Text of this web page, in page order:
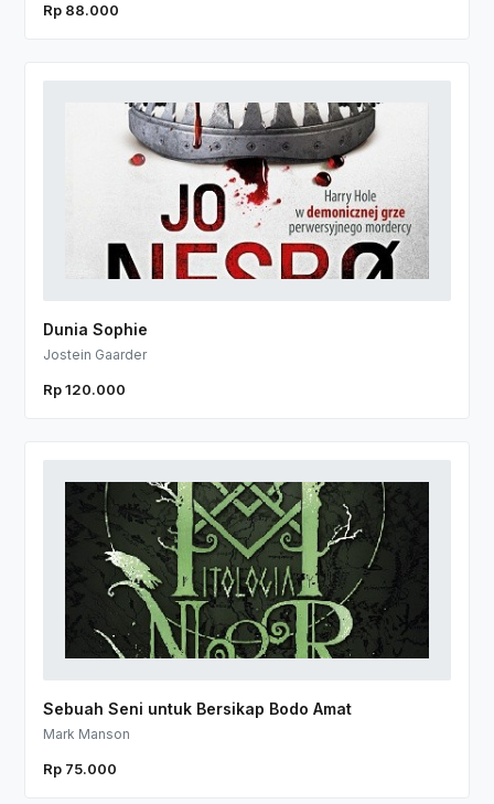
Rp 88.000
Dunia Sophie
Jostein Gaarder
Rp 120.000
Sebuah Seni untuk Bersikap Bodo Amat
Mark Manson
Rp 75.000